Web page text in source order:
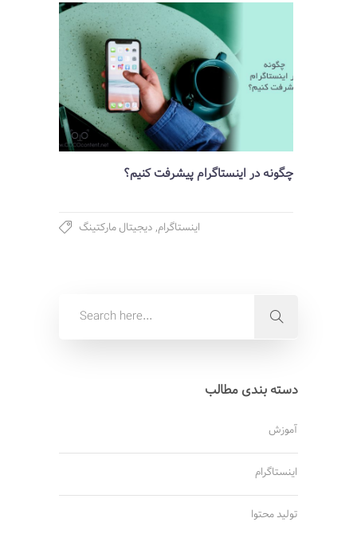
چگونه در اینستاگرام پیشرفت کنیم؟
اینستاگرام دیجیتال مارکتینگ
دسته بندی مطالب
آموزش
اینستاگرام
تولید محتوا